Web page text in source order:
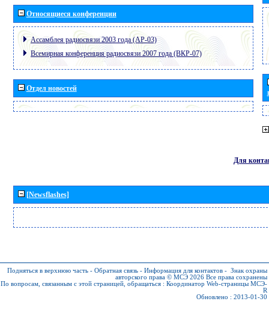
Относящиеся конференции
Ассамблея радиосвязи 2003 года (АР-03)
Всемирная конференция радиосвязи 2007 года (ВКР-07)
Отдел новостей
Для
[Newsflashes]
Подняться в верхнюю часть - Обратная связь - Информация для контактов - Знак охраны
авторского права © МСЭ 2026 Все права сохранены
По вопросам, связанным с этой страницей, обращаться : Координатор Web-страницы МСЭ-
R
Обновлено : 2013-01-30